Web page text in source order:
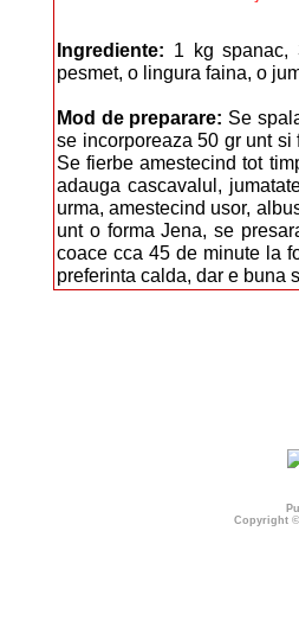
Ingrediente: 1 kg spanac,
pesmet, o lingura faina, o
Mod de preparare: Se
se incorporeaza 50 gr unt
Se fierbe amestecind tot
adauga cascavalul,
urma, amestecind usor,
unt o forma Jena, se
coace cca 45 de minute la
preferinta calda, dar e buna
Copyright